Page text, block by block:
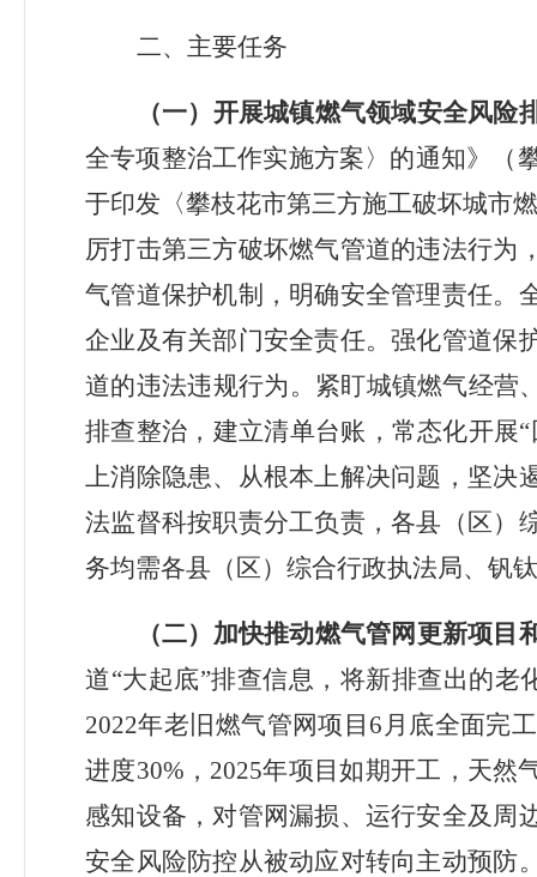
二、主要任务
（一）开展城镇燃气领域安全风险
全专项整治工作实施方案〉的通知》（
于印发 〈攀枝花市第三方施工破坏城市
厉打击第三方破坏燃气管道的违法行为
气管道保护机制，明确安全管理责任。
企业及有关部门安全责任。强化管道保
道的违法违规行为。紧盯城镇燃气经营
排查整治，建立清单台账，常态化开展
上消除隐患、从根本上解决问题，坚决
法监督科按职责分工负责，各县（区）
务均需各县（区）综合行政执法局、钒
（二）加快推动燃气管网更新项目
道“大起底”排查信息，将新排查出的老
2022年老旧燃气管网项目 6 月底全面完
进度30% ， 2025年项目如期开工，天然
感知设备，对管网漏损、运行安全及周
安全风险防控从被动应对转向主动预防